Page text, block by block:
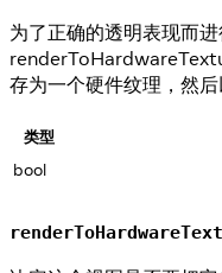
为了正确的透明表现而
存为一个硬件纹理，然
类型
bool